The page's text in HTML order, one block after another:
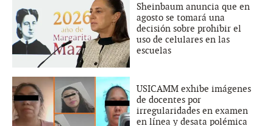
Sheinbaum anuncia que en
agosto se tomará una
decisión sobre prohibir el
uso de celulares en las
escuelas
USICAMM exhibe imágenes
de docentes por
irregularidades en examen
en línea y desata polémica